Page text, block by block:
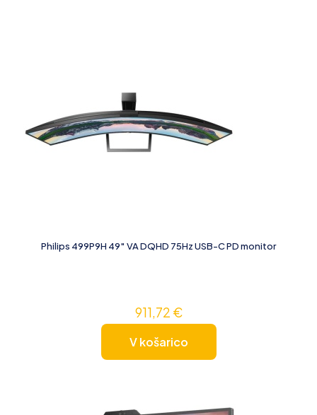
Philips 499P9H 49″ VA DQHD 75Hz USB-C PD monitor
911,72 €
V košarico